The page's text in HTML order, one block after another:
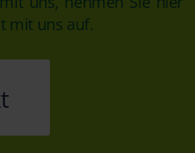
mit uns auf.